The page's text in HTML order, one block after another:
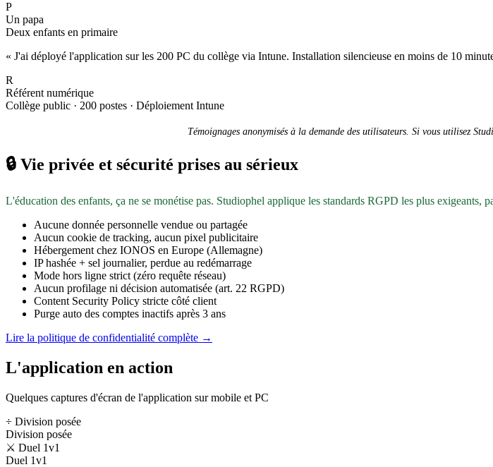
P
Un papa
Deux enfants en primaire
« J'ai déployé l'application sur les 200 PC du collège via Intune. Installation silencieuse en moins de 10
R
Référent numérique
Collège public · 200 postes · Déploiement Intune
Témoignages anonymisés à la demande des utilisateurs. Si vous utilisez
🔒 Vie privée et sécurité prises au sérieux
L'éducation des enfants, ça ne se monétise pas. Studiophel applique les standards RGPD les plus exigeants,
Aucune donnée personnelle vendue ou partagée
Aucun cookie de tracking, aucun pixel publicitaire
Hébergement chez IONOS en Europe (Allemagne)
IP hashée + sel journalier, perdue au redémarrage
Mode hors ligne strict (zéro requête réseau)
Aucun profilage ni décision automatisée (art. 22 RGPD)
Content Security Policy stricte côté client
Purge auto des comptes inactifs après 3 ans
Lire la politique de confidentialité complète →
L'application en action
Quelques captures d'écran de l'application sur mobile et PC
÷ Division posée
Division posée
⚔️ Duel 1v1
Duel 1v1